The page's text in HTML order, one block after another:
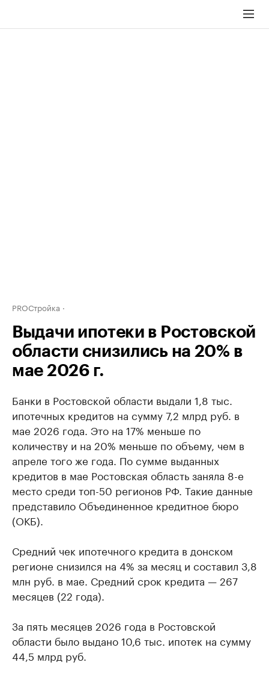
PROСтройка
Выдачи ипотеки в Ростовской
области снизились на 20% в
мае 2026 г.
Банки в Ростовской области выдали 1,8 тыс.
ипотечных кредитов на сумму 7,2 млрд руб. в
мае 2026 года. Это на 17% меньше по
количеству и на 20% меньше по объему, чем в
апреле того же года. По сумме выданных
кредитов в мае Ростовская область заняла 8-е
место среди топ-50 регионов РФ. Такие данные
представило Объединенное кредитное бюро
(ОКБ).
Средний чек ипотечного кредита в донском
регионе снизился на 4% за месяц и составил 3,8
млн руб. в мае. Средний срок кредита — 267
месяцев (22 года).
За пять месяцев 2026 года в Ростовской
области было выдано 10,6 тыс. ипотек на сумму
44,5 млрд руб.